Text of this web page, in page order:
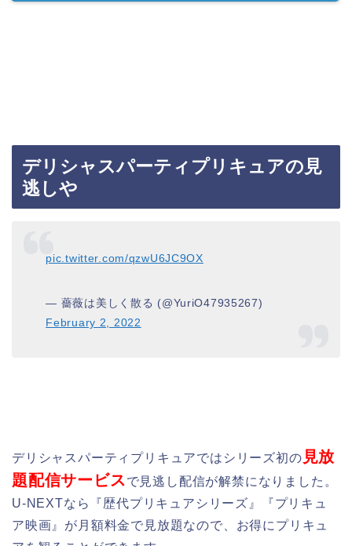
デリシャスパーティプリキュアの見
逃しや
pic.twitter.com/qzwU6JC9OX
— 薔薇は美しく散る (@YuriO47935267)
February 2, 2022
デリシャスパーティプリキュアではシリーズ初の 見放
題配信サービスで見逃し配信が解禁になりました。
U-NEXTなら『歴代プリキュアシリーズ』『プリキュ
ア映画』が月額料金で見放題なので、お得にプリキュ